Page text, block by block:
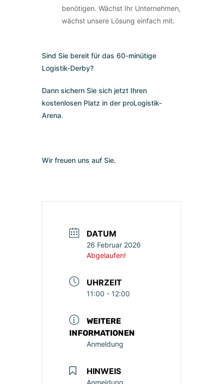
benötigen. Wächst Ihr Unternehmen,
wächst unsere Lösung einfach mit.
Sind Sie bereit für das 60-minütige
Logistik-Derby?
Dann sichern Sie sich jetzt Ihren
kostenlosen Platz in der proLogistik-
Arena.
Wir freuen uns auf Sie.
DATUM
26 Februar 2026
Abgelaufen!
UHRZEIT
11:00 - 12:00
WEITERE
INFORMATIONEN
Anmeldung
HINWEIS
Anmeldung